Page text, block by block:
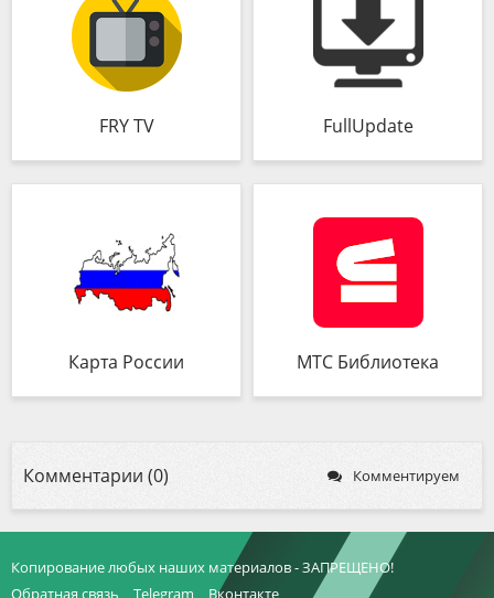
FRY TV FullUpdate
Карта России МТС Библиотека
Комментарии (0) Комментируем
Копирование любых наших материалов - ЗАПРЕЩЕНО!
Обратная связь
Telegram Вконтакте